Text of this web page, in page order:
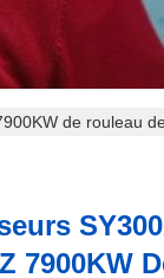
de rouleau
7900KW